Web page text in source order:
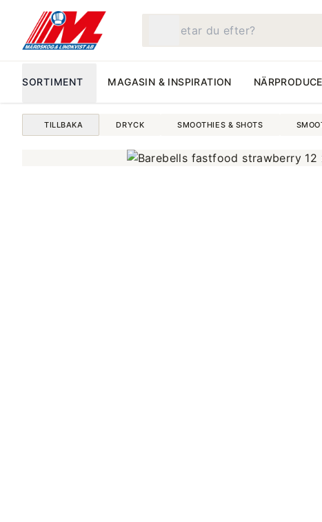
SORTIMENT MAGASIN & INSPIRATION
TILLBAKA DRYCK SMOOTHIES & SHOTS